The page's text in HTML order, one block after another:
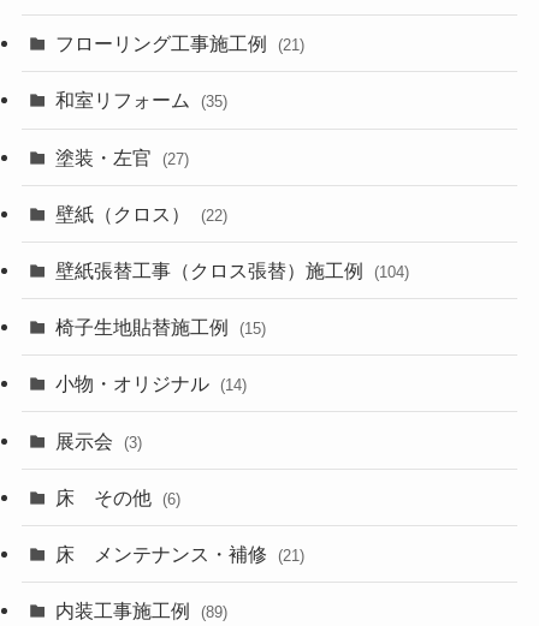
フローリング工事施工例 (21)
和室リフォーム (35)
塗装・左官 (27)
壁紙（クロス） (22)
壁紙張替工事（クロス張替）施工例 (104)
椅子生地貼替施工例 (15)
小物・オリジナル (14)
展示会 (3)
床 その他 (6)
床 メンテナンス・補修 (21)
内装工事施工例 (89)